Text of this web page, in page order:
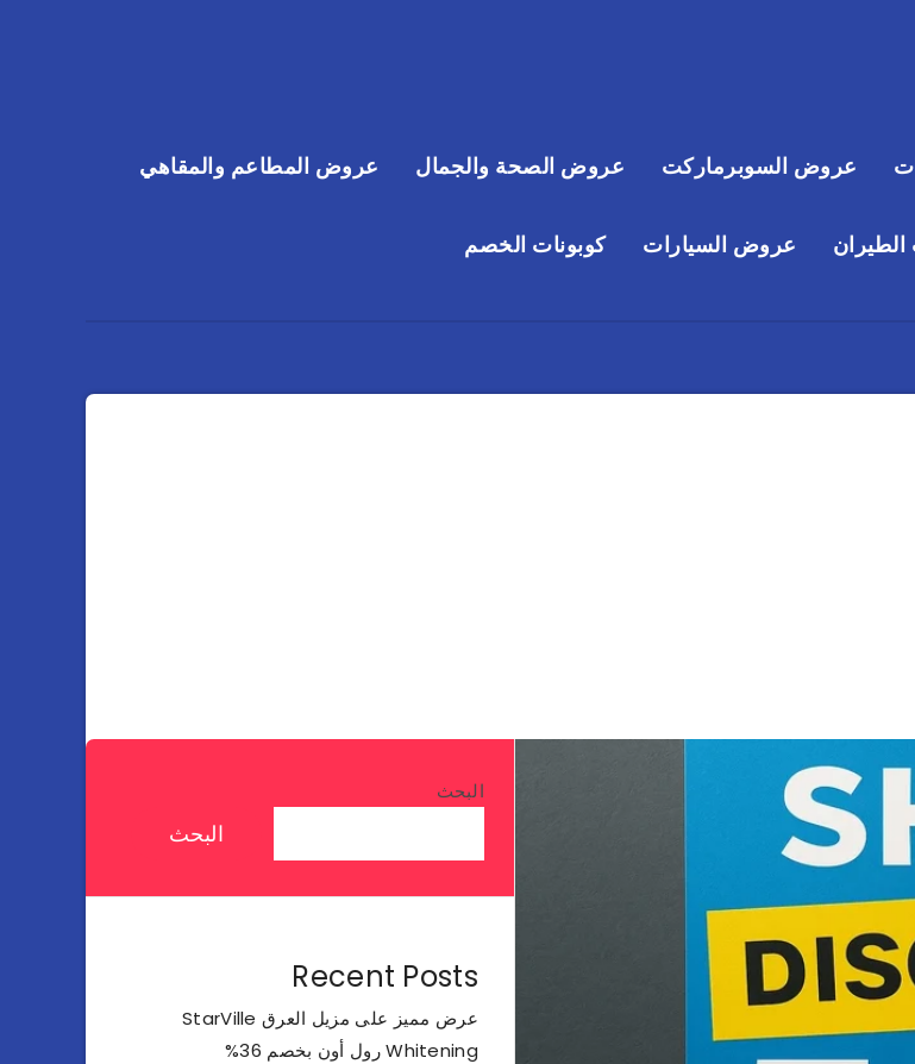
عروض السوبرماركت عروض الصحة والجمال عروض المطاعم والمقاهي
عروض السيارات كوبونات الخصم
البحث
البحث
Recent Posts
عرض مميز على مزيل العرق StarVille
Whitening رول أون بخصم 36%